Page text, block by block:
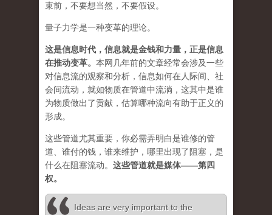
束前，不要想当然，不要假设。
量子力学是一种变革的理论。
这是信息时代，信息就是金钱和力量，正是信息
在推动变革。 本网几年前的文章经常会涉及一些
对信息流的观察和分析，信息如何在人际间、社
会间流动，就如物质在管道中流淌，这其中是谁
为物质做出了贡献，估算哪种流向有助于正义的
形成。
这些管道尤其重要，你必需弄明白是谁修的管
道、谁付的钱，谁来维护，哪里出现了阻塞，是
什么在阻塞流动。 这些管道就是媒体——第四
权。
Ideas are very important to the